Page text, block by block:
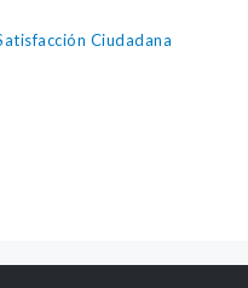
Ciudadana